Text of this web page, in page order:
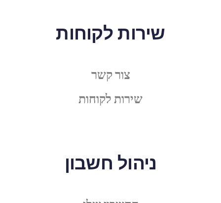
שירות לקוחות
צור קשר
שירות לקוחות
ניהול חשבון